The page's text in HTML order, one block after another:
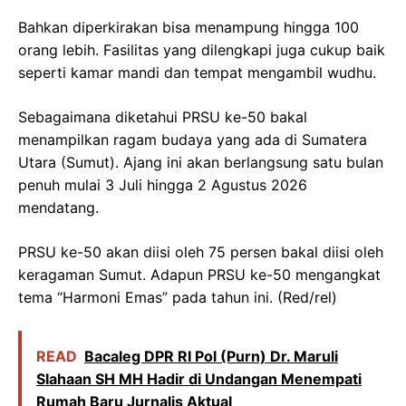
Bahkan diperkirakan bisa menampung hingga 100
orang lebih. Fasilitas yang dilengkapi juga cukup baik
seperti kamar mandi dan tempat mengambil wudhu.
Sebagaimana diketahui PRSU ke-50 bakal
menampilkan ragam budaya yang ada di Sumatera
Utara (Sumut). Ajang ini akan berlangsung satu bulan
penuh mulai 3 Juli hingga 2 Agustus 2026
mendatang.
PRSU ke-50 akan diisi oleh 75 persen bakal diisi oleh
keragaman Sumut. Adapun PRSU ke-50 mengangkat
tema “Harmoni Emas” pada tahun ini. (Red/rel)
READ Bacaleg DPR RI Pol (Purn) Dr. Maruli
SIahaan SH MH Hadir di Undangan Menempati
Rumah Baru Jurnalis Aktual